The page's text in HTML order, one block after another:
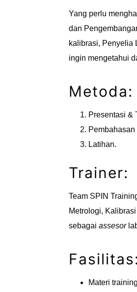
Yang perlu
dan
kalibrasi, Penyelia
ingin mengetahui
Metoda:
Presentasi &
Latihan.
Trainer:
Team SPIN
Metrologi,
sebagai assesor
Fasilitas:
Materi